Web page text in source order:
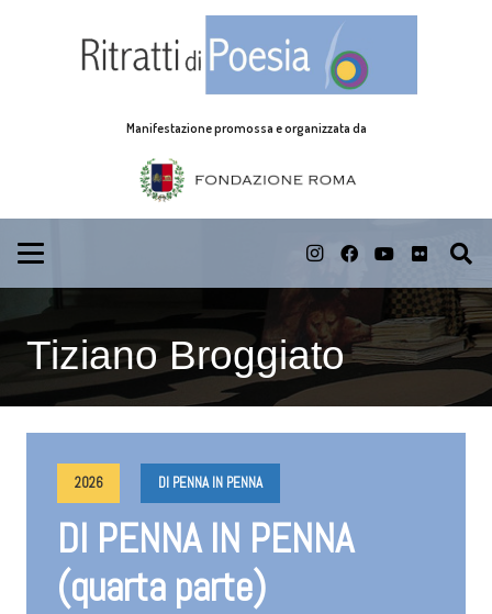
Manifestazione promossa e organizzata da
Tiziano Broggiato
2026 DI PENNA IN PENNA
DI PENNA IN PENNA
(quarta parte)